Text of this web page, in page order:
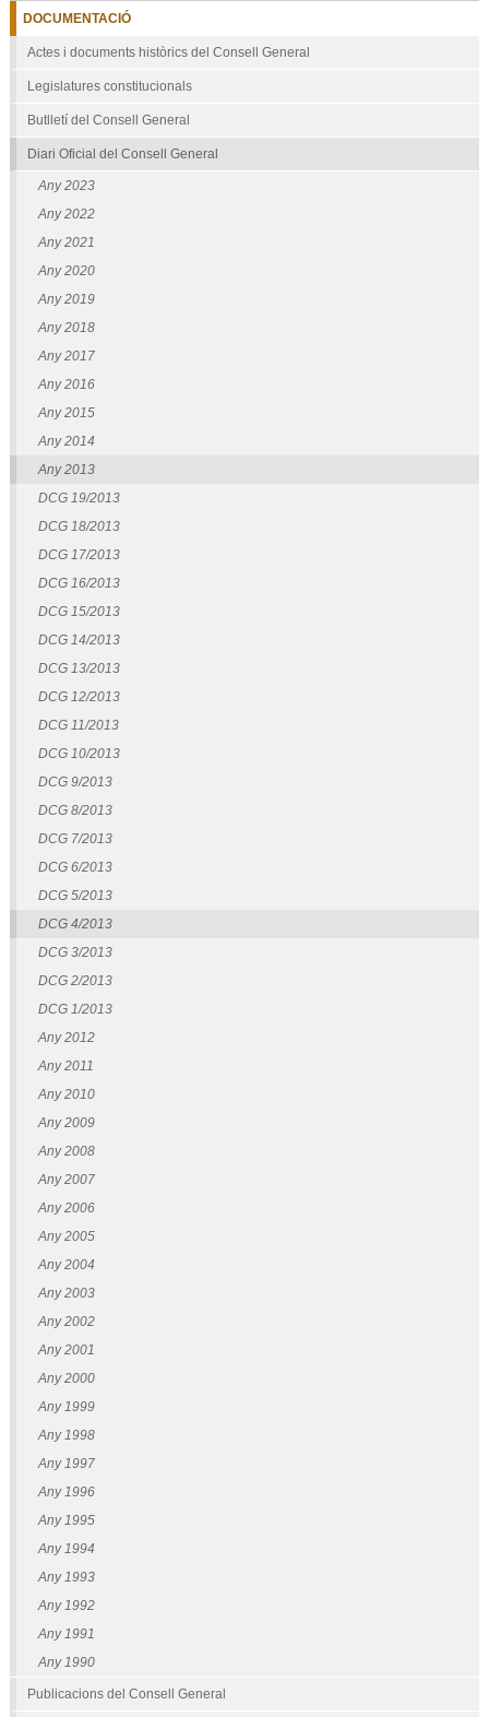
DOCUMENTACIÓ
Actes i documents històrics del Consell General
Legislatures constitucionals
Butlletí del Consell General
Diari Oficial del Consell General
Any 2023
Any 2022
Any 2021
Any 2020
Any 2019
Any 2018
Any 2017
Any 2016
Any 2015
Any 2014
Any 2013
DCG 19/2013
DCG 18/2013
DCG 17/2013
DCG 16/2013
DCG 15/2013
DCG 14/2013
DCG 13/2013
DCG 12/2013
DCG 11/2013
DCG 10/2013
DCG 9/2013
DCG 8/2013
DCG 7/2013
DCG 6/2013
DCG 5/2013
DCG 4/2013
DCG 3/2013
DCG 2/2013
DCG 1/2013
Any 2012
Any 2011
Any 2010
Any 2009
Any 2008
Any 2007
Any 2006
Any 2005
Any 2004
Any 2003
Any 2002
Any 2001
Any 2000
Any 1999
Any 1998
Any 1997
Any 1996
Any 1995
Any 1994
Any 1993
Any 1992
Any 1991
Any 1990
Publicacions del Consell General